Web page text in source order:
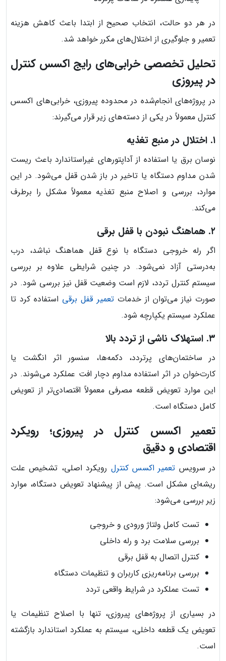
در هر دو حالت، انتخاب صحیح از ابتدا باعث کاهش هزینه
تعمیر و جلوگیری از اختلال‌های مکرر خواهد شد.
تحلیل تخصصی خرابی‌های رایج اکسس کنترل
در پیروزی
در پروژه‌های انجام‌شده در محدوده پیروزی، خرابی‌های اکسس
کنترل معمولاً در یکی از دسته‌های زیر قرار می‌گیرند:
۱. اختلال در منبع تغذیه
نوسان برق یا استفاده از آداپتورهای غیراستاندارد باعث ریست
شدن مداوم دستگاه یا تاخیر در باز شدن قفل می‌شود. در این
موارد، بررسی و اصلاح منبع تغذیه معمولاً مشکل را برطرف
می‌کند.
۲. هماهنگ نبودن با قفل برقی
اگر رله خروجی دستگاه با نوع قفل هماهنگ نباشد، درب
به‌درستی آزاد نمی‌شود. در چنین شرایطی علاوه بر بررسی
سیستم کنترل تردد، لازم است وضعیت قفل نیز بررسی شود. در
صورت نیاز می‌توان از خدماتتعمیر قفل برقی استفاده کرد تا
عملکرد سیستم یکپارچه شود.
۳. استهلاک ناشی از تردد بالا
در ساختمان‌های پرتردد، دکمه‌ها، سنسور اثر انگشت یا
کارت‌خوان در اثر استفاده مداوم دچار افت عملکرد می‌شوند. در
این موارد تعویض قطعه مصرفی معمولاً اقتصادی‌تر از تعویض
کامل دستگاه است.
تعمیر اکسس کنترل در پیروزی؛ رویکرد
اقتصادی و دقیق
در سرویس تعمیر اکسس کنترل رویکرد اصلی، تشخیص علت
ریشه‌ای مشکل است. پیش از پیشنهاد تعویض دستگاه، موارد
زیر بررسی می‌شود:
تست کامل ولتاژ ورودی و خروجی
بررسی سلامت برد و رله داخلی
کنترل اتصال به قفل برقی
بررسی برنامه‌ریزی کاربران و تنظیمات دستگاه
تست عملکرد در شرایط واقعی تردد
در بسیاری از پروژه‌های پیروزی، تنها با اصلاح تنظیمات یا
تعویض یک قطعه داخلی، سیستم به عملکرد استاندارد بازگشته
است.